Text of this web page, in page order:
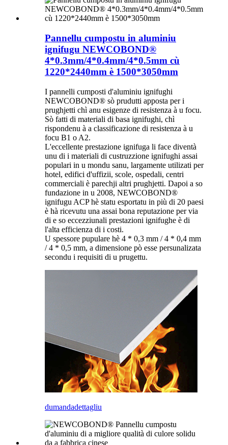
Pannellu cumpostu in aluminiu
ignifugu NEWCOBOND®
4*0.3mm/4*0.4mm/4*0.5mm cù
1220*2440mm è 1500*3050mm
I pannelli cumposti d'aluminiu ignifughi
NEWCOBOND® sò prudutti apposta per i
prughjetti chì anu esigenze di resistenza à u focu.
Sò fatti di materiali di basa ignifughi, chì
rispondenu à a classificazione di resistenza à u
focu B1 o A2.
L'eccellente prestazione ignifuga li face diventà
unu di i materiali di custruzzione ignifughi assai
populari in u mondu sanu, largamente utilizati per
hotel, edifici d'uffizii, scole, ospedali, centri
commerciali è parechji altri prughjetti. Dapoi a so
fundazione in u 2008, NEWCOBOND®
ignifugu ACP hè statu esportatu in più di 20 paesi
è hà ricevutu una assai bona reputazione per via
di e so eccezziunali prestazioni ignifughe è di
l'alta efficienza di i costi.
U spessore pupulare hè 4 * 0,3 mm / 4 * 0,4 mm
/ 4 * 0,5 mm, a dimensione pò esse persunalizata
secondu i requisiti di u prugettu.
dumandadettagliu